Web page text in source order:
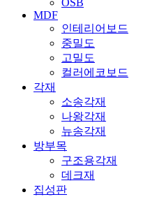
MDF
인테리어보드
중밀도
고밀도
컬러에코보드
각재
소송각재
나왕각재
뉴송각재
방부목
구조용각재
데크재
집성판